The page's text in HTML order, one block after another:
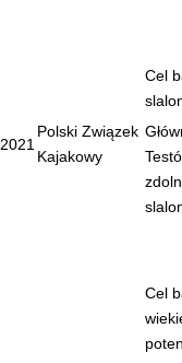
2021
Polski Związek
Kajakowy
Cel
Cel